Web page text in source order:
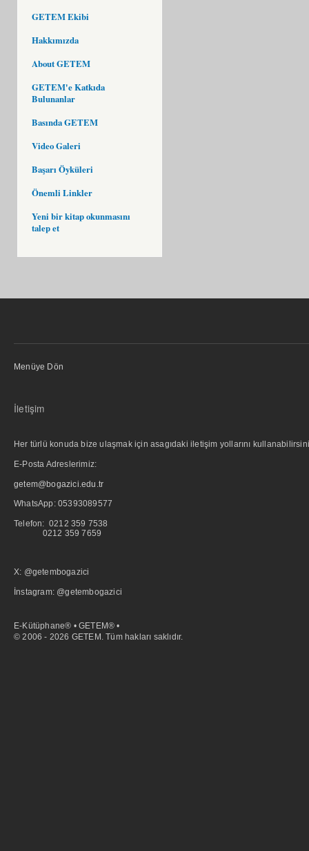
GETEM Ekibi
Hakkımızda
About GETEM
GETEM'e Katkıda
Bulunanlar
Basında GETEM
Video Galeri
Başarı Öyküleri
Önemli Linkler
Yeni bir kitap okunmasını
talep et
Menüye Dön
İletişim
Her türlü konuda bize ulaşmak için asagıdaki iletişim yollarını
E-Posta Adreslerimiz:
getem@bogazici.edu.tr
WhatsApp: 05393089577
Telefon: 0212 359 7538
0212 359 7659
X: @getembogazici
İnstagram: @getembogazici
E-Kütüphane® • GETEM® •
© 2006 - 2026 GETEM. Tüm hakları saklıdır.